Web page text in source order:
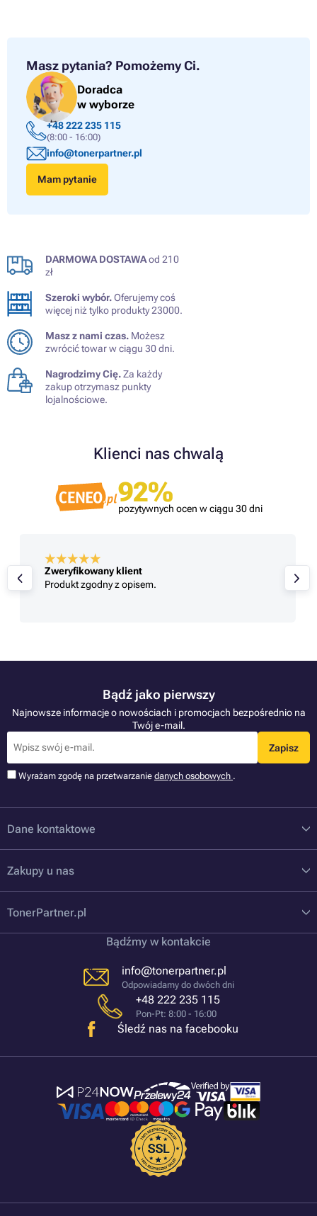
Masz pytania? Pomożemy Ci.
Doradca
w wyborze
+48 222 235 115
(8:00 - 16:00)
info@tonerpartner.pl
Mam pytanie
DARMOWA DOSTAWAod 210
zł
Szeroki wybór.Oferujemy coś
więcej niż tylko produkty 23000.
Masz z nami czas. Możesz
zwrócić towar w ciągu 30 dni.
Nagrodzimy Cię.Za każdy
zakup otrzymasz punkty
lojalnościowe.
Klienci nas chwalą
92%
pozytywnych ocen w ciągu 30 dni
Zweryfikowany klient
Produkt zgodny z opisem.
Bądź jako pierwszy
Najnowsze informacje o nowościach i promocjach bezpośrednio na
Twój e-mail.
Zapisz
Wyrażam zgodę na przetwarzanie danych osobowych .
Dane kontaktowe
Zakupy u nas
TonerPartner.pl
Bądźmy w kontakcie
info@tonerpartner.pl
Odpowiadamy do dwóch dni
+48 222 235 115
Pon-Pt: 8:00 - 16:00
Śledź nas na facebooku